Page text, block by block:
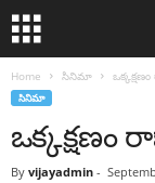
Home సినిమా
సినిమా
ఒక్క‌క్ష‌ణం
By vijayadmin -